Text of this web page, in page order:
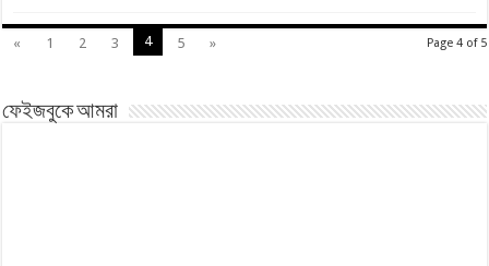
Page 4 of 5
« 1 2 3 4 5 »
ফেইজবুকে আমরা